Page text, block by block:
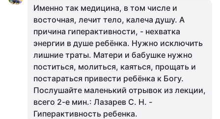
Именно так медицина, в том числе и
восточная, лечит тело, калеча душу. А
причина гиперактивности, - нехватка
энергии в душе ребёнка. Нужно исключить
лишние траты. Матери и бабушке нужно
поститься, молиться, каяться, прощать и
постараться привести ребёнка к Богу.
Послушайте маленький отрывок из лекции,
всего 2-е мин.: Лазарев С. Н. -
Гиперактивность ребенка.